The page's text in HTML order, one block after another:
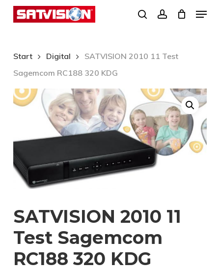
Skip
content
search
Menu
Start Digital
SATVISION 2010 11 Test
Sagemcom RC188 320 KDG
SATVISION 2010 11
Test Sagemcom
RC188 320 KDG